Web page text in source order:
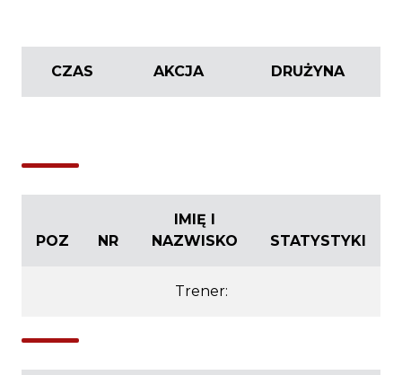
CZAS AKCJA DRUŻYNA
POZ NR
IMIĘ I
NAZWISKO
STATYSTYKI
Trener: